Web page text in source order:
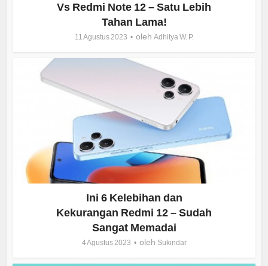
Vs Redmi Note 12 – Satu Lebih
Tahan Lama!
11 Agustus 2023 oleh Adhitya W. P.
Ini 6 Kelebihan dan
Kekurangan Redmi 12 – Sudah
Sangat Memadai
4 Agustus 2023 oleh Sukindar